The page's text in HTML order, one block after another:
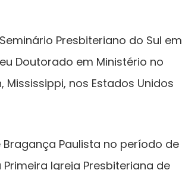
Presbiteriano do Sul em
Doutorado em Ministério no
nos Estados Unidos
Paulista no período de
Igreja Presbiteriana de